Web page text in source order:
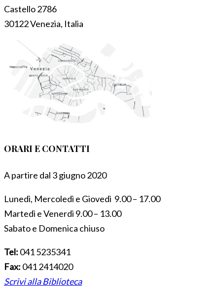
Castello 2786
30122 Venezia, Italia
ORARI E CONTATTI
A partire dal 3 giugno 2020
Lunedì, Mercoledì e Giovedì 9.00 – 17.00
Martedì e Venerdì 9.00 – 13.00
Sabato e Domenica chiuso
Tel: 041 5235341
Fax: 041 2414020
Scrivi alla Biblioteca